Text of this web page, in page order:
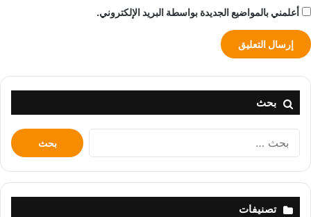
أعلمني بالمواضيع الجديدة بواسطة البريد الإلكتروني.
بحث
البحث
عن:
تصنيفات